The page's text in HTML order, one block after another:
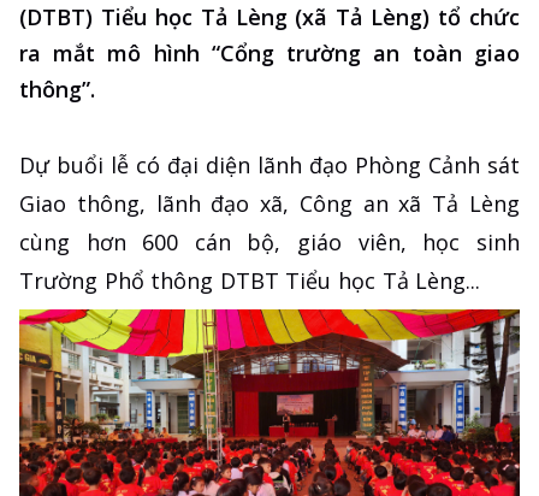
(DTBT) Tiểu học Tả Lèng (xã Tả Lèng) tổ chức
ra mắt mô hình “Cổng trường an toàn giao
thông”.
Dự buổi lễ có đại diện lãnh đạo Phòng Cảnh sát
Giao thông, lãnh đạo xã, Công an xã Tả Lèng
cùng hơn 600 cán bộ, giáo viên, học sinh
Trường Phổ thông DTBT Tiểu học Tả Lèng...